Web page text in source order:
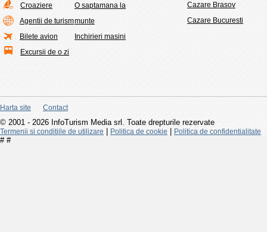
Croaziere
Agentii de turism
Bilete avion
Excursii de o zi
O saptamana la
munte
Inchirieri masini
Cazare Brasov
Cazare Bucuresti
Harta site Contact
© 2001 - 2026 InfoTurism Media srl. Toate drepturile rezervate
Termenii si conditiile de utilizare Politica de cookie Politica de confidentialitate
# #